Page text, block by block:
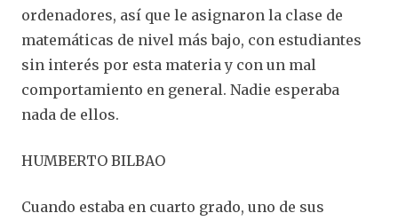
ordenadores, así que le asignaron la clase de
matemáticas de nivel más bajo, con estudiantes
sin interés por esta materia y con un mal
comportamiento en general. Nadie esperaba
nada de ellos.
HUMBERTO BILBAO
Cuando estaba en cuarto grado, uno de sus